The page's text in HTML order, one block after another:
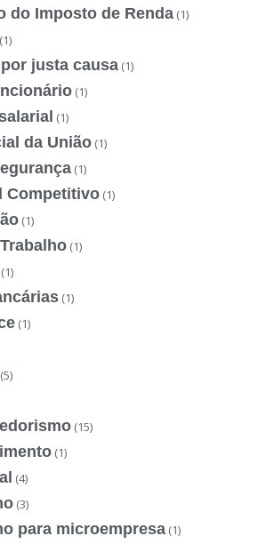
do Imposto de Renda (1)
(1)
justa causa (1)
(1)
(1)
da União (1)
(1)
Competitivo (1)
(1)
(1)
(1)
(1)
(1)
(5)
(15)
(1)
(4)
(3)
para microempresa (1)